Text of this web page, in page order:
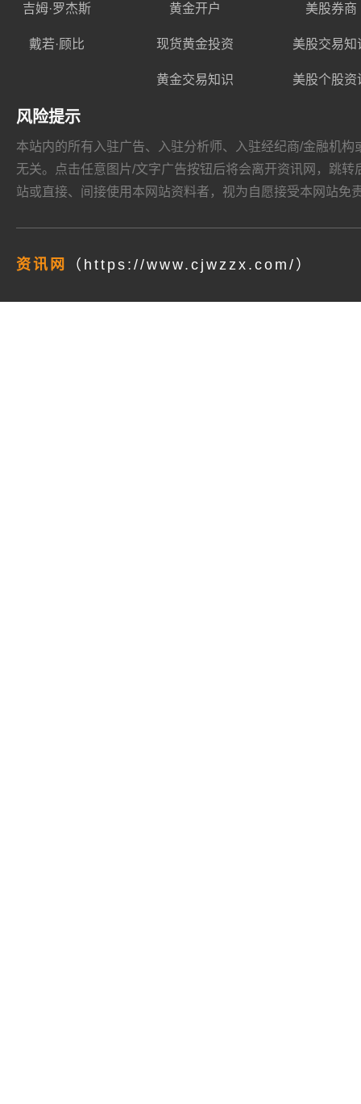
吉姆·罗杰斯
戴若·顾比
黄金开户
现货黄金投资
黄金交易知识
美股券商
美股交易知
美股个股资
风险提示
本站内的所有入驻广告、入驻分析师、入驻经纪商/金融机
无关。点击任意图片/文字广告按钮后将会离开资讯网，跳
站或直接、间接使用本网站资料者，视为自愿接受本网站免
资讯网 （https://www.cjwzzx.com/）